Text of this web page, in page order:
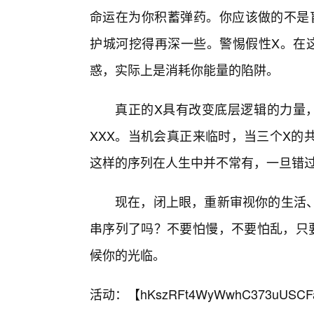
命运在为你积蓄弹药。你应该做的不
护城河挖得再深一些。警惕假性X。
惑，实际上是消耗你能量的陷阱。
真正的X具有改变底层逻辑的力量
XXX。当机会真正来临时，当三个X的
这样的序列在人生中并不常有，一旦错
现在，闭上眼，重新审视你的生活
串序列了吗？不要怕慢，不要怕乱，
候你的光临。
活动：【